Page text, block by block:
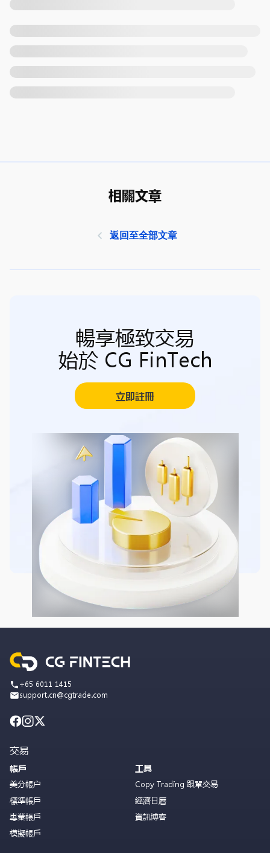
相關文章
返回至全部文章
暢享極致交易
始於 CG FinTech
立即註冊
+65 6011 1415
support.cn@cgtrade.com
交易
帳戶
美分帳户
標準帳戶
專業帳戶
模擬帳戶
工具
Copy Trading 跟單交易
經濟日曆
資訊博客